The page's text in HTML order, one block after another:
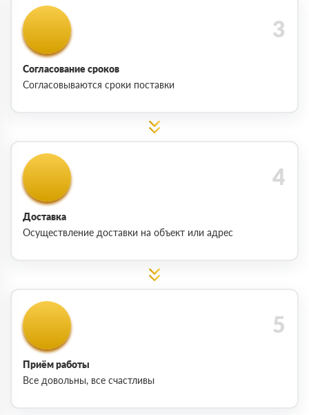
Согласование сроков
Согласовываются сроки поставки
Доставка
Осуществление доставки на объект или адрес
Приём работы
Все довольны, все счастливы